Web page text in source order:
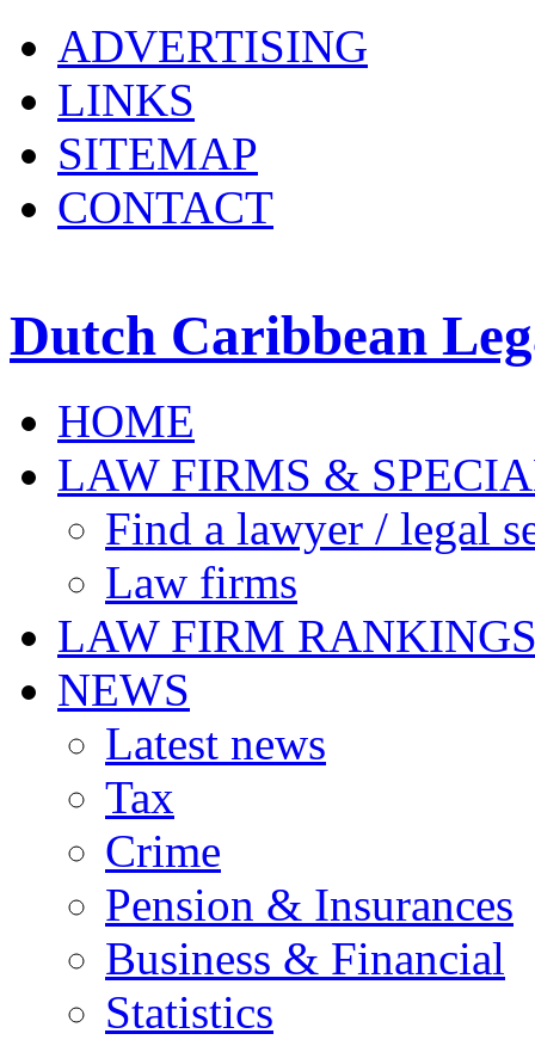
ADVERTISING
LINKS
SITEMAP
CONTACT
Dutch Caribbean
HOME
LAW FIRMS &
Find a lawyer / legal
Law firms
LAW FIRM
NEWS
Latest news
Tax
Crime
Pension & Insurances
Business & Financial
Statistics